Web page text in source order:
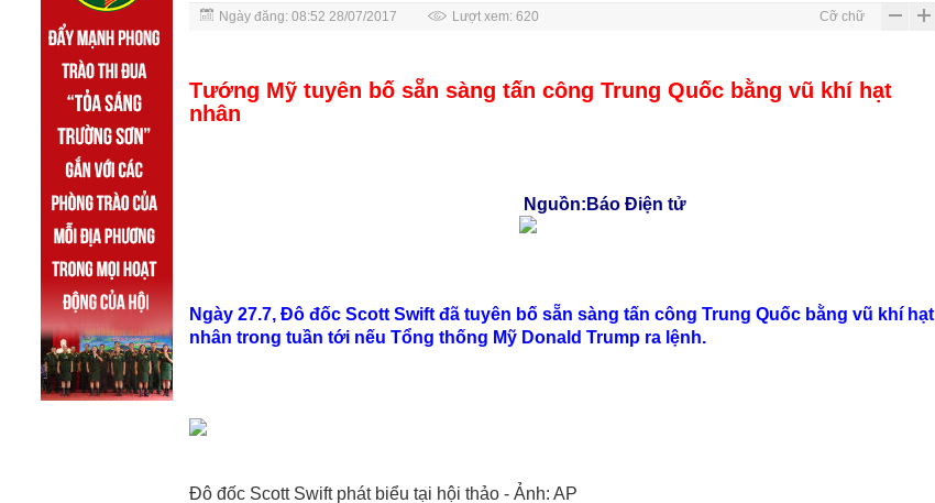
Ngày đăng: 08:52 28/07/2017 Lượt xem: 620 Cỡ chữ
Tướng Mỹ tuyên bố sẵn sàng tấn công Trung Quốc bằng vũ khí hạt
nhân
Nguồn:Báo Điện tử
Ngày 27.7, Đô đốc Scott Swift đã tuyên bố sẵn sàng tấn công Trung Quốc bằng vũ khí hạt
nhân trong tuần tới nếu Tổng thống Mỹ Donald Trump ra lệnh.
Đô đốc Scott Swift phát biểu tại hội thảo - Ảnh: AP